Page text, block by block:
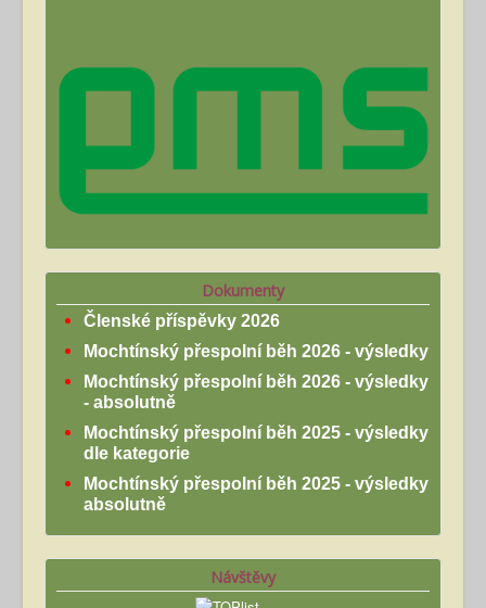
Dokumenty
Členské příspěvky 2026
Mochtínský přespolní běh 2026 - výsledky
Mochtínský přespolní běh 2026 - výsledky
- absolutně
Mochtínský přespolní běh 2025 - výsledky
dle kategorie
Mochtínský přespolní běh 2025 - výsledky
absolutně
Návštěvy